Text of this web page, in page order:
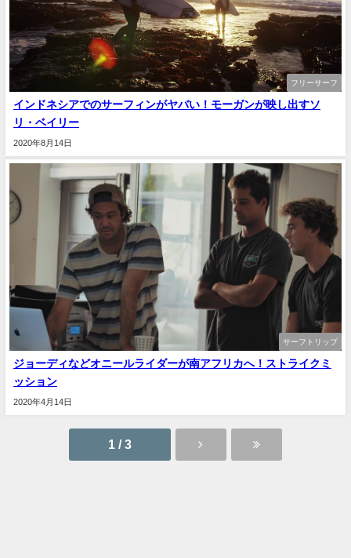
フリーサーフ
インドネシアでのサーフィンがヤバい！モーガンが映し出すソ
リ・ベイリー
2020年8月14日
サーフトリップ
ジョーディなどオニールライダーが南アフリカへ！ストライクミ
ッション
2020年4月14日
1 / 3